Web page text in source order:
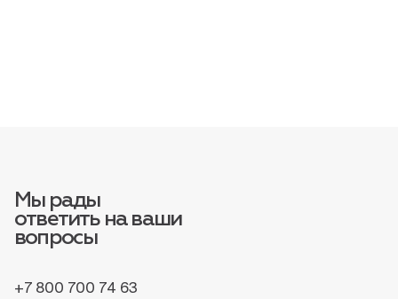
Мы рады
ответить на ваши
вопросы
+7 800 700 74 63